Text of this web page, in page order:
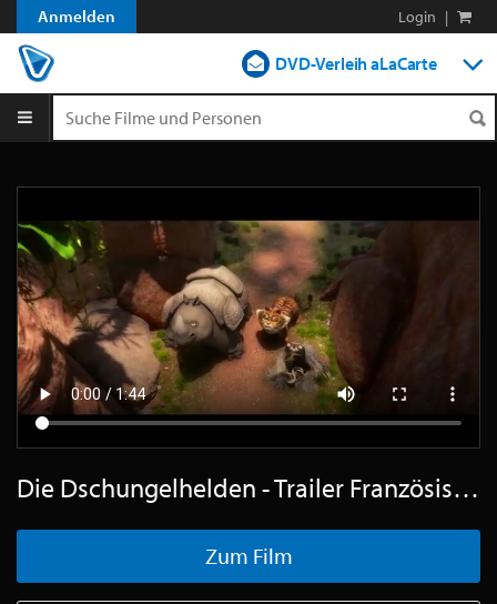
Anmelden Login |
DVD-Verleih aLaCarte
Blog
Die Dschungelhelden - Trailer Französisch SD
Zum Film